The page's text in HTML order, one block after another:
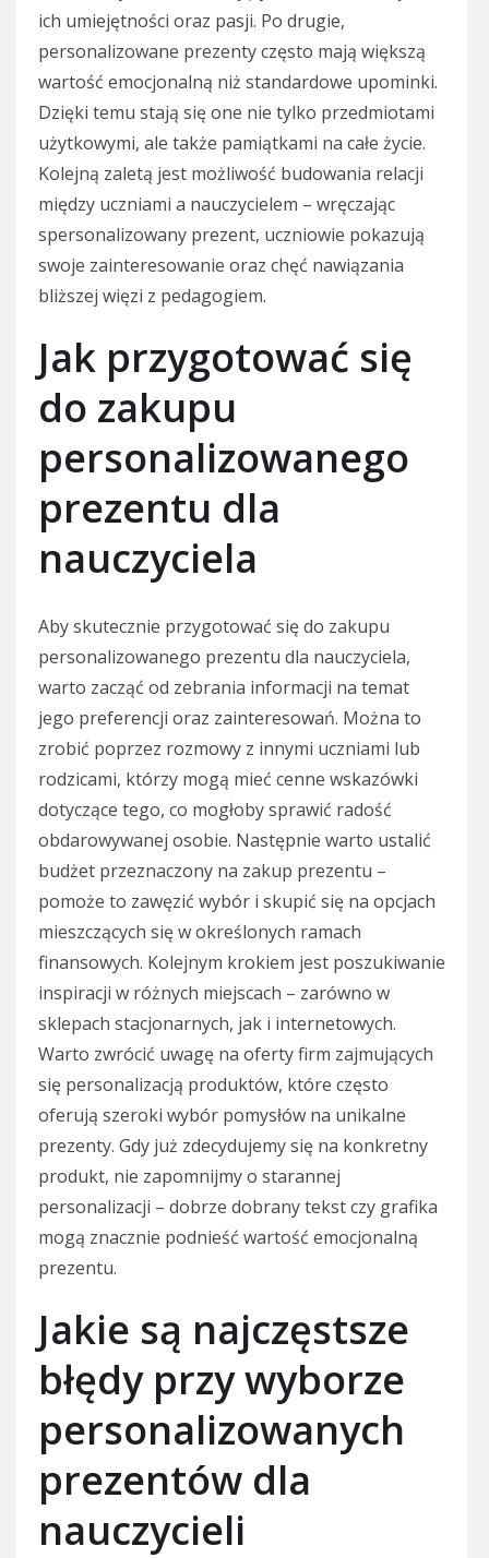
ich umiejętności oraz pasji. Po drugie,
personalizowane prezenty często mają większą
wartość emocjonalną niż standardowe upominki.
Dzięki temu stają się one nie tylko przedmiotami
użytkowymi, ale także pamiątkami na całe życie.
Kolejną zaletą jest możliwość budowania relacji
między uczniami a nauczycielem – wręczając
spersonalizowany prezent, uczniowie pokazują
swoje zainteresowanie oraz chęć nawiązania
bliższej więzi z pedagogiem.
Jak przygotować się
do zakupu
personalizowanego
prezentu dla
nauczyciela
Aby skutecznie przygotować się do zakupu
personalizowanego prezentu dla nauczyciela,
warto zacząć od zebrania informacji na temat
jego preferencji oraz zainteresowań. Można to
zrobić poprzez rozmowy z innymi uczniami lub
rodzicami, którzy mogą mieć cenne wskazówki
dotyczące tego, co mogłoby sprawić radość
obdarowywanej osobie. Następnie warto ustalić
budżet przeznaczony na zakup prezentu –
pomoże to zawęzić wybór i skupić się na opcjach
mieszczących się w określonych ramach
finansowych. Kolejnym krokiem jest poszukiwanie
inspiracji w różnych miejscach – zarówno w
sklepach stacjonarnych, jak i internetowych.
Warto zwrócić uwagę na oferty firm zajmujących
się personalizacją produktów, które często
oferują szeroki wybór pomysłów na unikalne
prezenty. Gdy już zdecydujemy się na konkretny
produkt, nie zapomnijmy o starannej
personalizacji – dobrze dobrany tekst czy grafika
mogą znacznie podnieść wartość emocjonalną
prezentu.
Jakie są najczęstsze
błędy przy wyborze
personalizowanych
prezentów dla
nauczycieli